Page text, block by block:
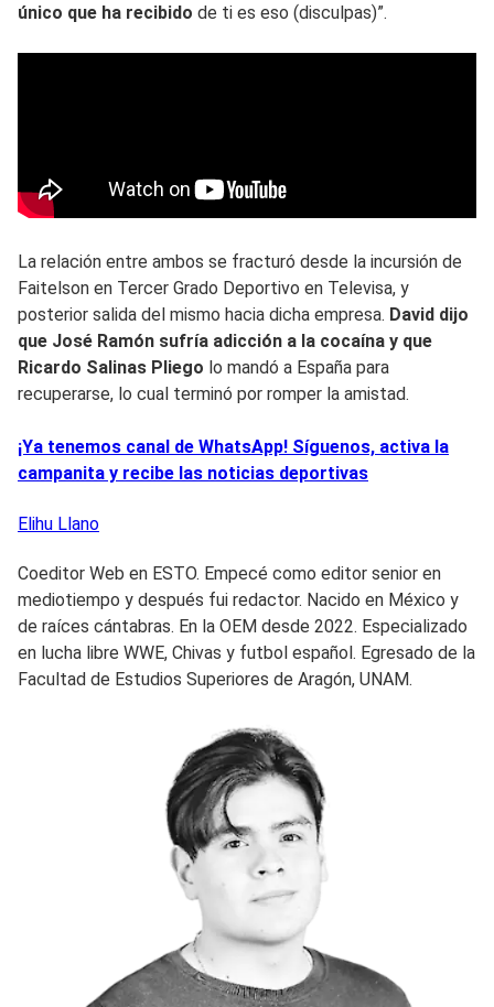
único que ha recibido de ti es eso (disculpas)”.
La relación entre ambos se fracturó desde la incursión de
Faitelson en Tercer Grado Deportivo en Televisa, y
posterior salida del mismo hacia dicha empresa. David dijo
que José Ramón sufría adicción a la cocaína y que
Ricardo Salinas Pliego lo mandó a España para
recuperarse, lo cual terminó por romper la amistad.
¡Ya tenemos canal de WhatsApp! Síguenos, activa la
campanita y recibe las noticias deportivas
Elihu Llano
Coeditor Web en ESTO. Empecé como editor senior en
mediotiempo y después fui redactor. Nacido en México y
de raíces cántabras. En la OEM desde 2022. Especializado
en lucha libre WWE, Chivas y futbol español. Egresado de la
Facultad de Estudios Superiores de Aragón, UNAM.